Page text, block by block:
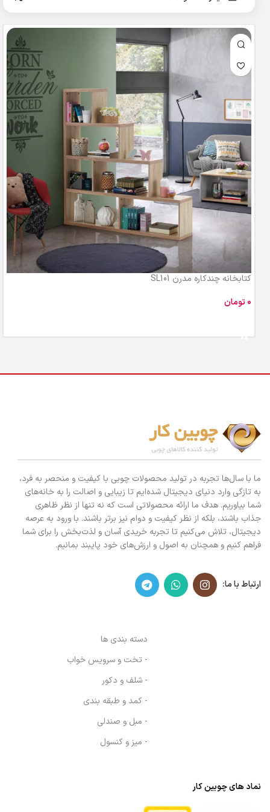
کتابخانه چندکاره مدرن SL101
تومان
ما با سال‌ها تجربه در تولید محصولات چوبی با کیفیت و منحصر به فرد،
به تازگی وارد دنیای دیجیتال شده‌ایم تا زیبایی و اصالت را به خانه‌های
شما بیاوریم. هدف ما ارائه محصولاتی است که نه تنها از نظر ظاهری
جذاب باشند، بلکه از نظر کیفیت و دوام نیز برتر باشند. با ورود به عرصه
دیجیتال، تلاش می‌کنیم تا تجربه خریدی آسان و لذت‌بخش را برای شما
فراهم کنیم و همچنان به اصول و ارزش‌های خود پایبند بمانیم.
ارتباط با ما:
دسته بندی ها
- تخت و سرویس خواب
- شلف و دکور
- کمد و طبقه بندی
- مبل و صندلی
- میز و کنسول
نماد های چوبین کار